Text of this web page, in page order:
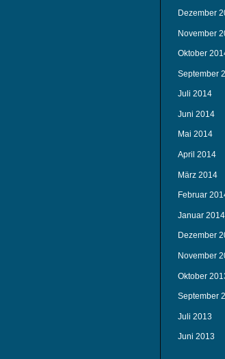
Dezember
November
Oktober
September
Juli 2014
Juni 2014
Mai 2014
April 2014
März 2014
Februar
Januar 2014
Dezember
November
Oktober
September
Juli 2013
Juni 2013